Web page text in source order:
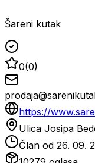
Šareni kutak
0(0)
https://
Ulica Josipa
Član od 26. 09.